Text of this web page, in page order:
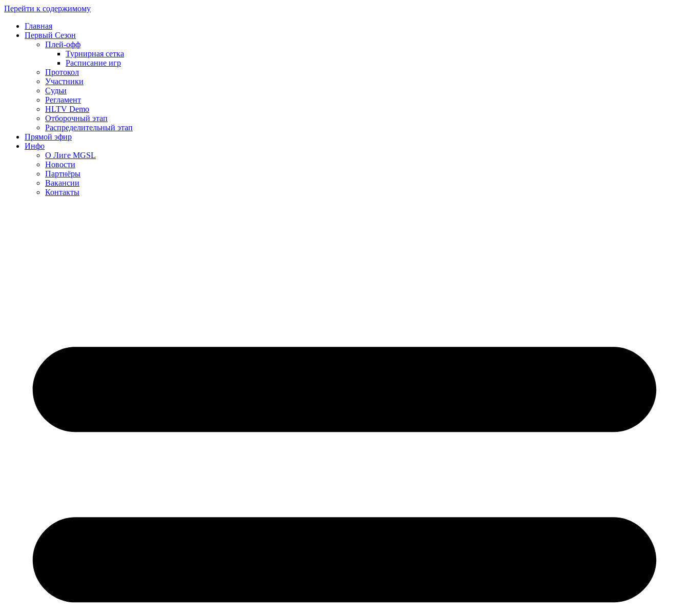
Перейти к содержимому
Главная
Первый Сезон
Плей-офф
Турнирная сетка
Расписание игр
Протокол
Участники
Судьи
Регламент
HLTV Demo
Отборочный этап
Распределительный этап
Прямой эфир
Инфо
О Лиге MGSL
Новости
Партнёры
Вакансии
Контакты